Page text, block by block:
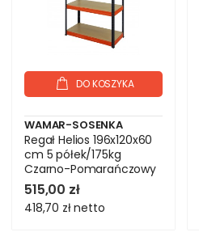
DO KOSZYKA
WAMAR-SOSENKA
Regał Helios 196x120x60
cm 5 półek/175kg
Czarno-Pomarańczowy
515,00 zł
418,70 złnetto